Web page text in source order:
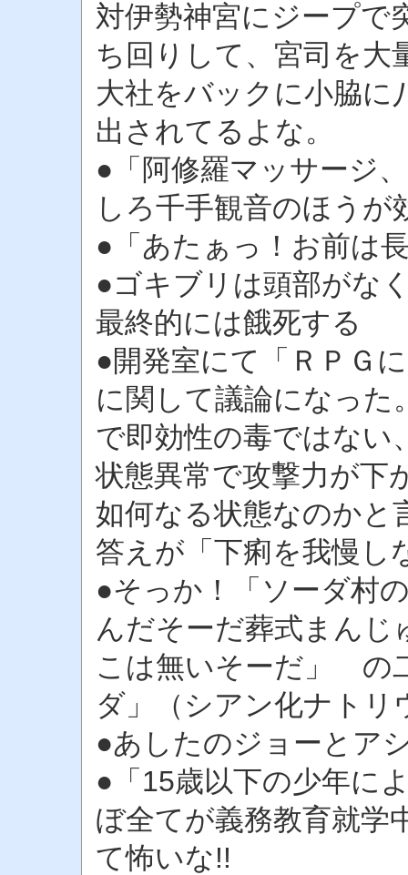
対伊勢神宮にジープで
ち回りして、宮司を大
大社をバックに小脇に
出されてるよな。
●「阿修羅マッサージ
しろ千手観音のほうが
●「あたぁっ！お前は
●ゴキブリは頭部がな
最終的には餓死する
●開発室にて「ＲＰＧ
に関して議論になった
で即効性の毒ではない
状態異常で攻撃力が下
如何なる状態なのかと
答えが「下痢を我慢し
●そっか！「ソーダ村
んだそーだ葬式まん
こは無いそーだ」 の
ダ」（シアン化ナト
●あしたのジョーとア
●「15歳以下の少年に
ぼ全てが義務教育就学
て怖いな!!